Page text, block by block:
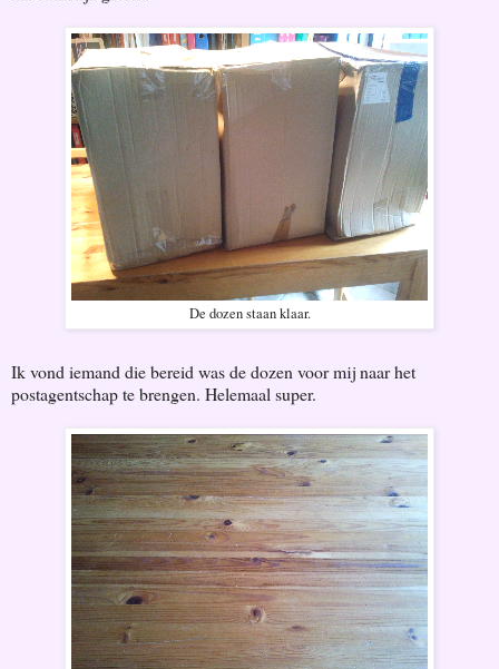
De dozen staan klaar.
Ik vond iemand die bereid was de dozen voor mij naar het
postagentschap te brengen. Helemaal super.